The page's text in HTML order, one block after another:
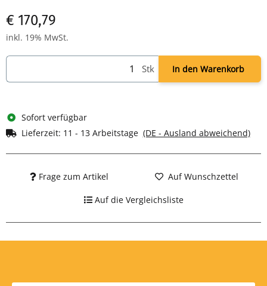
€ 170,79
inkl. 19% MwSt.
Stk In den Warenkorb
Sofort verfügbar
Lieferzeit: 11 - 13 Arbeitstage (DE - Ausland abweichend)
Frage zum Artikel Auf Wunschzettel
Auf die Vergleichsliste